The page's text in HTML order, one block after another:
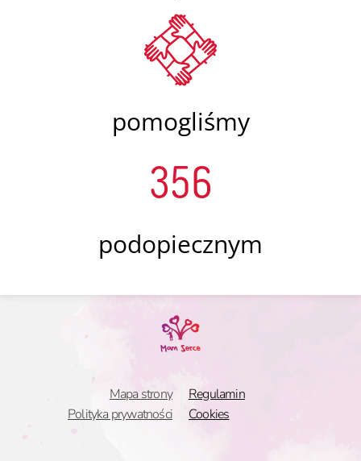
pomogliśmy
356
podopiecznym
Mapa strony
Polityka prywatności
Regulamin
Cookies